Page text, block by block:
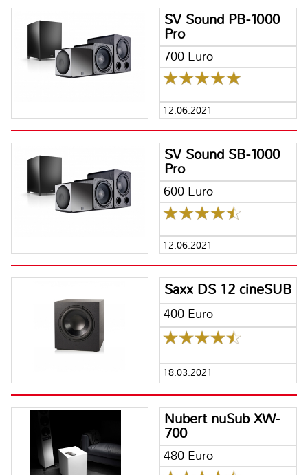
SV Sound PB-1000
Pro
700 Euro
12.06.2021
SV Sound SB-1000
Pro
600 Euro
12.06.2021
Saxx DS 12 cineSUB
400 Euro
18.03.2021
Nubert nuSub XW-
700
480 Euro